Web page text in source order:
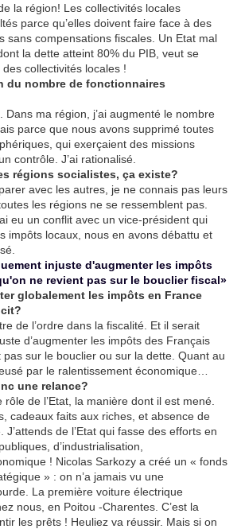
la région! Les collectivités locales
parce qu’elles doivent faire face à des
sans compensations fiscales. Un Etat mal
la dette atteint 80% du PIB, veut se
collectivités locales !
du nombre de fonctionnaires
Dans ma région, j’ai augmenté le nombre
parce que nous avons supprimé toutes
qui exerçaient des missions
contrôle. J’ai rationalisé.
régions socialistes, ça existe?
avec les autres, je ne connais pas leurs
les régions ne se ressemblent pas.
eu un conflit avec un vice-président qui
impôts locaux, nous en avons débattu et
injuste d'augmenter les impôts
ne revient pas sur le bouclier fiscal»
globalement les impôts en France
de l’ordre dans la fiscalité. Et il serait
d’augmenter les impôts des Français
pas sur le bouclier ou sur la dette. Quant au
par le ralentissement économique…
une relance?
rôle de l’Etat, la manière dont il est mené.
cadeaux faits aux riches, et absence de
J’attends de l’Etat qui fasse des efforts en
d’industrialisation,
! Nicolas Sarkozy a créé un « fonds
» : on n’a jamais vu une
La première voiture électrique
nous, en Poitou -Charentes. C’est la
les prêts ! Heuliez va réussir. Mais si on